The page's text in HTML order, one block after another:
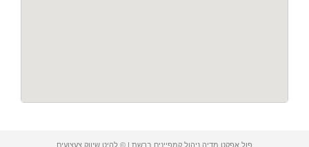
פול אפקט מדיה ניהול קמפיינים ברשת | © להיט שיווק צעצועים